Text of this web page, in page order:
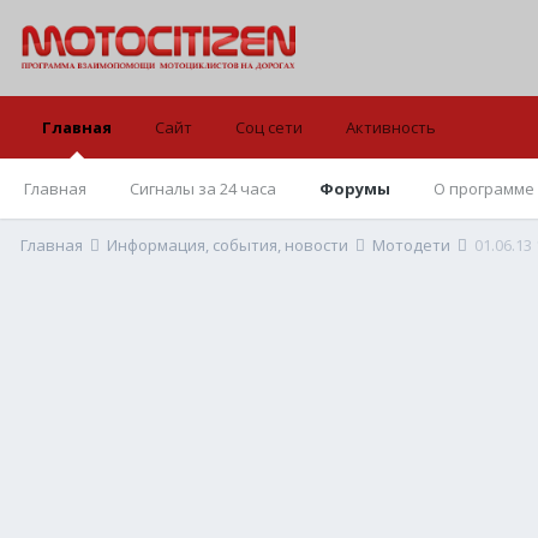
Главная
Главная Сигналы за 24 часа Форумы О программе
Сайт Соц сети Активность
Главная Информация, события, новости Мотодети